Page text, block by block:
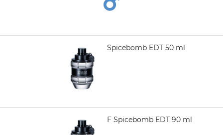
VIKTOR ROLF Spicebomb EDT 50 ml
4.480,00
VIKTOR & ROLF Spicebomb EDT 90 ml